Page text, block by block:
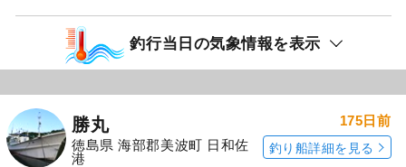
釣行当日の気象情報を表示
勝丸
徳島県 海部郡美波町 日和佐
港
175日前
釣り船詳細を見る